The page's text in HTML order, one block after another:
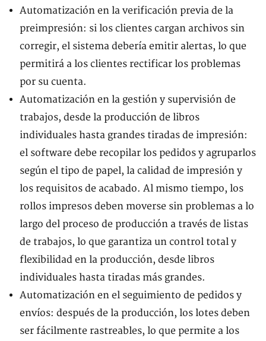
Automatización en la verificación previa de la
preimpresión: si los clientes cargan archivos sin
corregir, el sistema debería emitir alertas, lo que
permitirá a los clientes rectificar los problemas
por su cuenta.
Automatización en la gestión y supervisión de
trabajos, desde la producción de libros
individuales hasta grandes tiradas de impresión:
el software debe recopilar los pedidos y agruparlos
según el tipo de papel, la calidad de impresión y
los requisitos de acabado. Al mismo tiempo, los
rollos impresos deben moverse sin problemas a lo
largo del proceso de producción a través de listas
de trabajos, lo que garantiza un control total y
flexibilidad en la producción, desde libros
individuales hasta tiradas más grandes.
Automatización en el seguimiento de pedidos y
envíos: después de la producción, los lotes deben
ser fácilmente rastreables, lo que permite a los